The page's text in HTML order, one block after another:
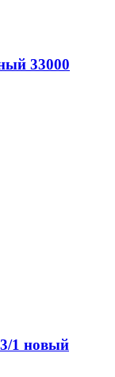
33000
1 новый